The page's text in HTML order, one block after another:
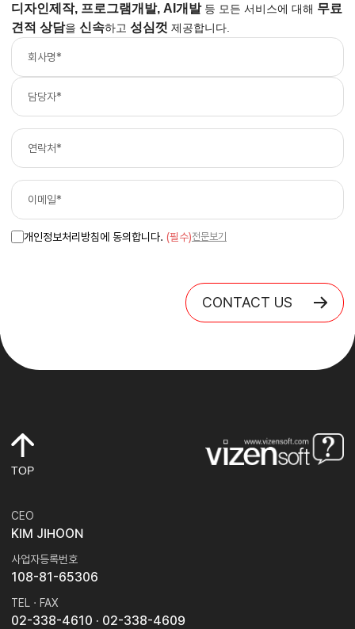
디자인제작, 프로그램개발, AI개발등 모든 서비스에 대해 무료
견적 상담을 신속하고 성심껏 제공합니다.
개인정보처리방침에 동의합니다. (필수)전문보기
CONTACT US
TOP
CEO
KIM JIHOON
사업자등록번호
108-81-65306
TEL · FAX
02-338-4610 · 02-338-4609